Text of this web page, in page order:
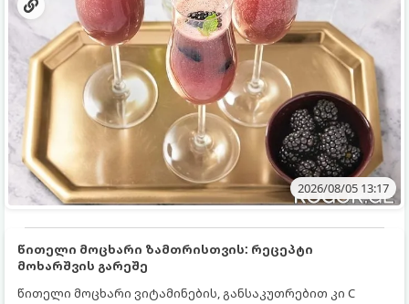
2026/08/05 13:17
წითელი მოცხარი ზამთრისთვის: რეცეპტი
მოხარშვის გარეშე
წითელი მოცხარი ვიტამინების, განსაკუთრებით კი C